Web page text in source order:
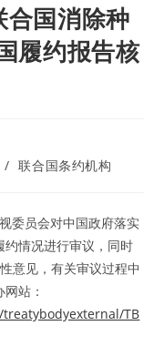
国消除种
履约报告核
/ 联合国条约机构
委员会对中国政府落实
约情况进行审议，同时
意见，有关审议过程中
站：
TB